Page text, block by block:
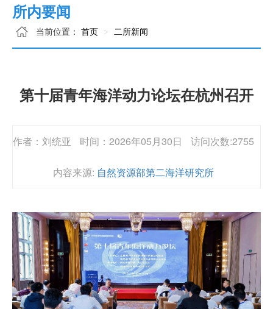
所内要闻
当前位置： 首页 二所新闻
第十届青年海洋动力论坛在杭州召开
作者：刘统亚 时间：2026年05月30日 访问次数:2755
内容来源: 自然资源部第二海洋研究所